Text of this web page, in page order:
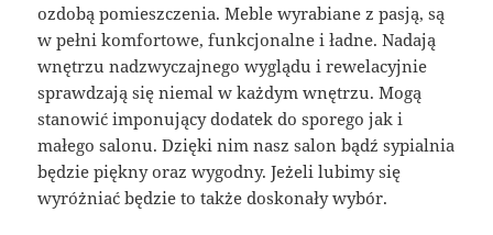
ozdobą pomieszczenia. Meble wyrabiane z pasją, są
w pełni komfortowe, funkcjonalne i ładne. Nadają
wnętrzu nadzwyczajnego wyglądu i rewelacyjnie
sprawdzają się niemal w każdym wnętrzu. Mogą
stanowić imponujący dodatek do sporego jak i
małego salonu. Dzięki nim nasz salon bądź sypialnia
będzie piękny oraz wygodny. Jeżeli lubimy się
wyróżniać będzie to także doskonały wybór.